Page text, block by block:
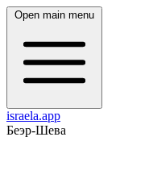
Open main menu
israela.app
Беэр-Шева